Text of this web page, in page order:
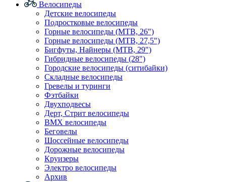
Велосипеды
Детские велосипеды
Подростковые велосипеды
Горные велосипеды (MTB, 26")
Горные велосипеды (MTB, 27,5")
Бигфуты, Найнеры (МТВ, 29")
Гибридные велосипеды (28")
Городские велосипеды (ситибайки)
Складные велосипеды
Гревелы и туринги
Фэтбайки
Двухподвесы
Дерт, Стрит велосипеды
BMX велосипеды
Беговелы
Шоссейные велосипеды
Дорожные велосипеды
Круизеры
Электро велосипеды
Архив